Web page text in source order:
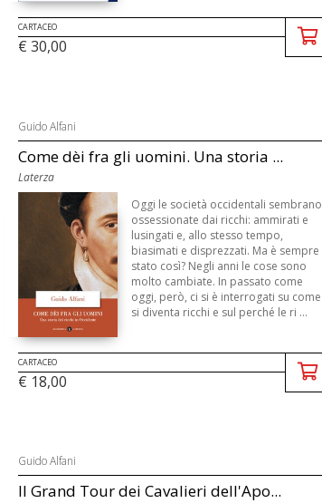
CARTACEO
€ 30,00
Guido Alfani
Come dèi fra gli uomini. Una storia ...
Laterza
Oggi le società occidentali sembrano
ossessionate dai ricchi: ammirati e
lusingati e, allo stesso tempo,
biasimati e disprezzati. Ma è sempre
stato così? Negli anni le cose sono
molto cambiate. In passato come
oggi, però, ci si è interrogati su come
si diventa ricchi e sul perché le ri ...
CARTACEO
€ 18,00
Guido Alfani
Il Grand Tour dei Cavalieri dell'Apo...